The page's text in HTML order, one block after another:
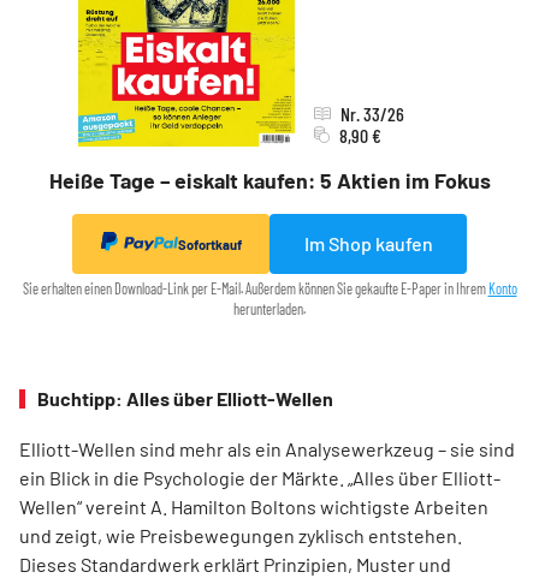
Heiße Tage – eiskalt kaufen: 5 Aktien im Fokus
Nr. 33/26
8,90 €
Sofortkauf Im Shop kaufen
Sie erhalten einen Download-Link per E-Mail. Außerdem können Sie gekaufte E-Paper in Ihrem Konto
herunterladen.
Buchtipp: Alles über Elliott-Wellen
Elliott-Wellen sind mehr als ein Analysewerkzeug – sie sind
ein Blick in die Psychologie der Märkte. „Alles über Elliott-
Wellen“ vereint A. Hamilton Boltons wichtigste Arbeiten
und zeigt, wie Preisbewegungen zyklisch entstehen.
Dieses Standardwerk erklärt Prinzipien, Muster und